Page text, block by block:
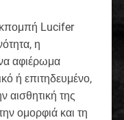
Lucifer
η
αφιέρωμα
ή επιτηδευμένο,
αισθητική της
ομορφιά και τη